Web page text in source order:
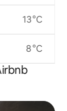
13 °C
8 °C